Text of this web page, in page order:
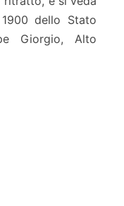
dello Stato
Giorgio, Alto